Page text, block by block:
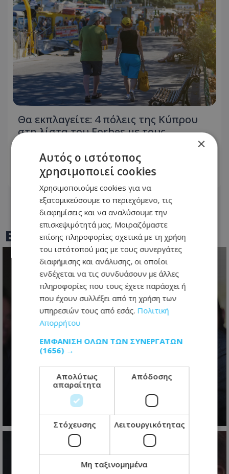
Θα εκπλαγείτε: 4 πόλεις της Κύπρου
στη λίστα του Forbes με τους
ζήσεις μετά την σύνταξη
10.08.2026 - 13:55
BEST OFTOTHEMAONLINE
Κυπριακό: Κρίσιμη συνάντηση
Χριστοδουλίδη – Έρχιουρμαν με
φόντο τα οδοφράγματα
10.08.2026 - 12:33
×
Αυτός ο ιστότοπος
χρησιμοποιεί cookies
Χρησιμοποιούμε cookies για να
εξατομικεύσουμε το περιεχόμενο, τις
διαφημίσεις και να αναλύσουμε την
επισκεψιμότητά μας. Μοιραζόμαστε
επίσης πληροφορίες σχετικά με τη χρήση
του ιστότοπού μας με τους συνεργάτες
διαφήμισης και ανάλυσης, οι οποίοι
ενδέχεται να τις συνδυάσουν με άλλες
πληροφορίες που τους έχετε παράσχει ή
που έχουν συλλέξει από τη χρήση των
υπηρεσιών τους από εσάς. Πολιτική
Απορρήτου
ΕΜΦΆΝΙΣΗ ΌΛΩΝ ΤΩΝ ΣΥΝΕΡΓΑΤΏΝ
(1656) →
Απολύτως
απαραίτητα
Απόδοσης
Στόχευσης Λειτουργικότητας
Μη ταξινομημένα